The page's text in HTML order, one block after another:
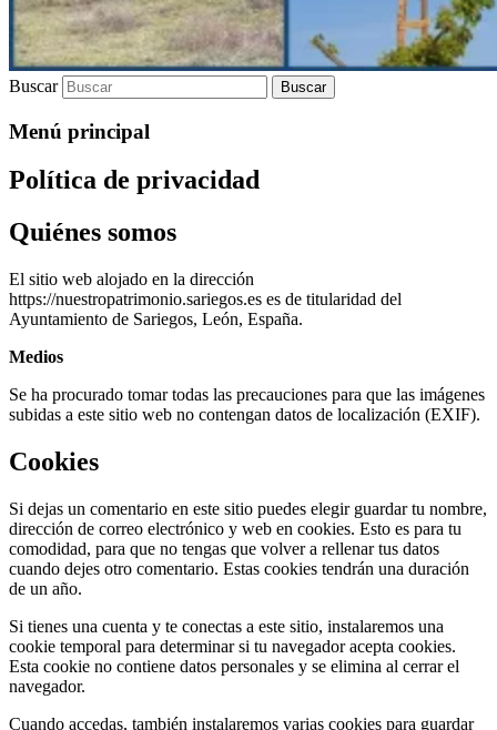
Buscar
Menú principal
Política de privacidad
Quiénes somos
El sitio web alojado en la dirección
https://nuestropatrimonio.sariegos.es es de titularidad del
Ayuntamiento de Sariegos, León, España.
Medios
Se ha procurado tomar todas las precauciones para que las imágenes
subidas a este sitio web no contengan datos de localización (EXIF).
Cookies
Si dejas un comentario en este sitio puedes elegir guardar tu nombre,
dirección de correo electrónico y web en cookies. Esto es para tu
comodidad, para que no tengas que volver a rellenar tus datos
cuando dejes otro comentario. Estas cookies tendrán una duración
de un año.
Si tienes una cuenta y te conectas a este sitio, instalaremos una
cookie temporal para determinar si tu navegador acepta cookies.
Esta cookie no contiene datos personales y se elimina al cerrar el
navegador.
Cuando accedas, también instalaremos varias cookies para guardar